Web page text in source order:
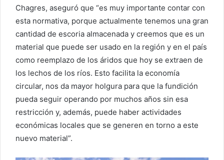
Chagres, aseguró que “es muy importante contar con
esta normativa, porque actualmente tenemos una gran
cantidad de escoria almacenada y creemos que es un
material que puede ser usado en la región y en el país
como reemplazo de los áridos que hoy se extraen de
los lechos de los ríos. Esto facilita la economía
circular, nos da mayor holgura para que la fundición
pueda seguir operando por muchos años sin esa
restricción y, además, puede haber actividades
económicas locales que se generen en torno a este
nuevo material”.